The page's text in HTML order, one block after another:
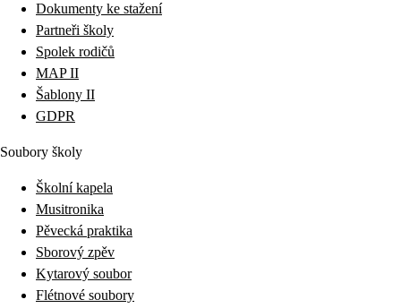
Dokumenty ke stažení
Partneři školy
Spolek rodičů
MAP II
Šablony II
GDPR
Soubory školy
Školní kapela
Musitronika
Pěvecká praktika
Sborový zpěv
Kytarový soubor
Flétnové soubory